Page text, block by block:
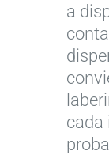
a
cada